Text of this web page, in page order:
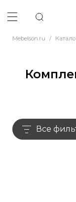
Mebelson.ru /
Все